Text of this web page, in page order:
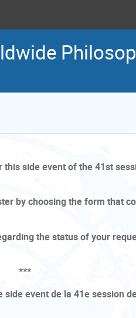
side event of the 41st
by choosing the form that
the status of your
***
side event de la 41e session